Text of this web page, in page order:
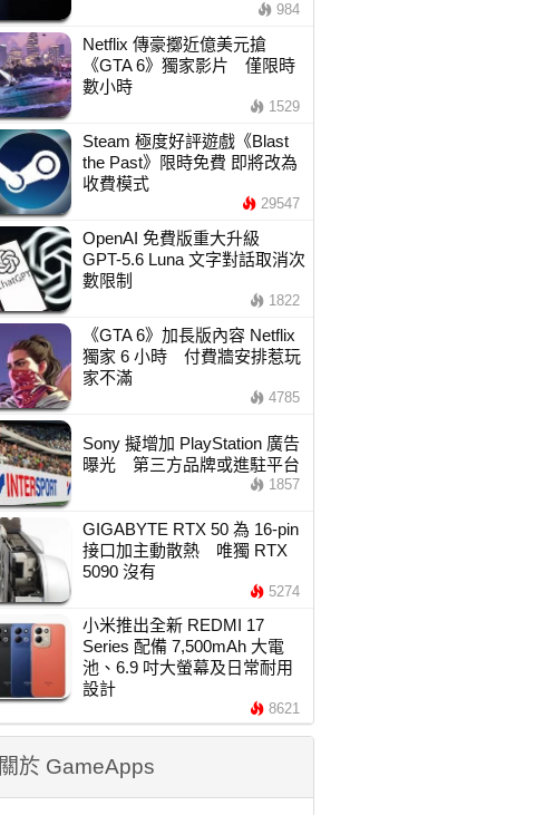
984
Netflix 傳豪擲近億美元搶
《GTA 6》獨家影片 僅限時
數小時
1529
Steam 極度好評遊戲《Blast
the Past》限時免費 即將改為
收費模式
29547
OpenAI 免費版重大升級
GPT-5.6 Luna 文字對話取消次
數限制
1822
《GTA 6》加長版內容 Netflix
獨家 6 小時 付費牆安排惹玩
家不滿
4785
Sony 擬增加 PlayStation 廣告
曝光 第三方品牌或進駐平台
1857
GIGABYTE RTX 50 為 16-pin
接口加主動散熱 唯獨 RTX
5090 沒有
5274
小米推出全新 REDMI 17
Series 配備 7,500mAh 大電
池、6.9 吋大螢幕及日常耐用
設計
8621
關於 GameApps